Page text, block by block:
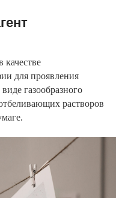
качестве
для проявления
газообразного
растворов